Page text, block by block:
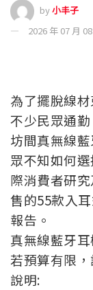
by小丰子
2026 年 07 月
為了擺脫線
不少民眾通
坊間真無線
眾不知如何
際消費者研
售的55款入
報告。
真無線藍牙
若預算有限
說明: